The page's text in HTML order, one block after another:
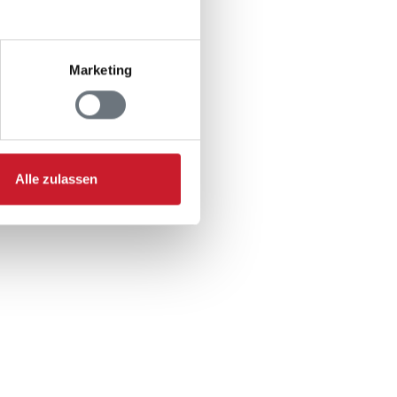
Marketing
Alle zulassen